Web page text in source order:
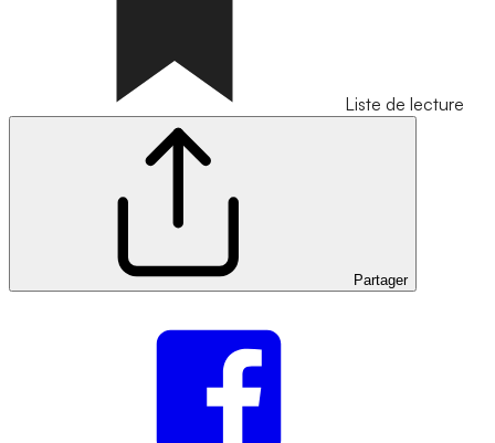
Liste de lecture
Partager